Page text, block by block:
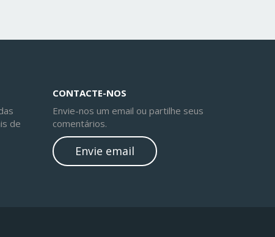
de
CONTACTE-NOS
Envie-nos um email ou partilhe seus
comentários.
Envie email